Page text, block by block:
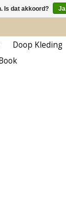
Doop Kleding
Is dat akkoord? Ja